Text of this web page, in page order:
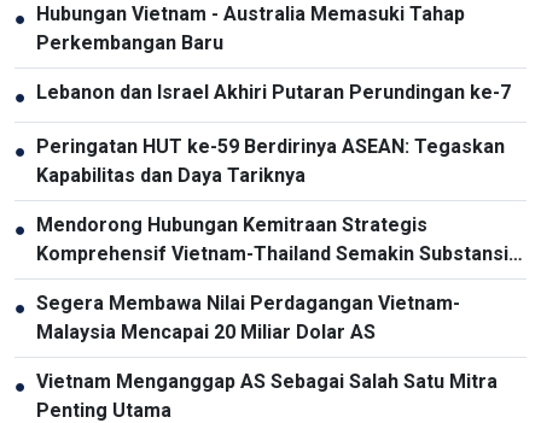
● Hubungan Vietnam - Australia Memasuki Tahap
Perkembangan Baru
● Lebanon dan Israel Akhiri Putaran Perundingan ke-7
● Peringatan HUT ke-59 Berdirinya ASEAN: Tegaskan
Kapabilitas dan Daya Tariknya
● Mendorong Hubungan Kemitraan Strategis
Komprehensif Vietnam-Thailand Semakin Substansial
dan Efektif
● Segera Membawa Nilai Perdagangan Vietnam-
Malaysia Mencapai 20 Miliar Dolar AS
● Vietnam Menganggap AS Sebagai Salah Satu Mitra
Penting Utama